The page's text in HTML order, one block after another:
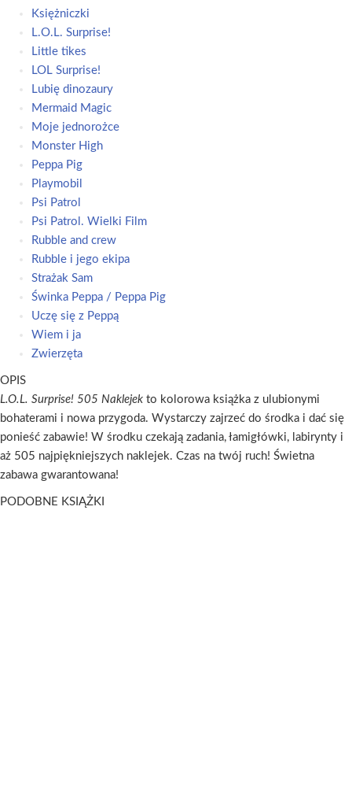
Księżniczki
L.O.L. Surprise!
Little tikes
LOL Surprise!
Lubię dinozaury
Mermaid Magic
Moje jednorożce
Monster High
Peppa Pig
Playmobil
Psi Patrol
Psi Patrol. Wielki Film
Rubble and crew
Rubble i jego ekipa
Strażak Sam
Świnka Peppa / Peppa Pig
Uczę się z Peppą
Wiem i ja
Zwierzęta
OPIS
L.O.L. Surprise! 505 Naklejek to kolorowa książka z ulubionymi
bohaterami i nowa przygoda. Wystarczy zajrzeć do środka i dać się
ponieść zabawie! W środku czekają zadania, łamigłówki, labirynty i
aż 505 najpiękniejszych naklejek. Czas na twój ruch! Świetna
zabawa gwarantowana!
PODOBNE KSIĄŻKI